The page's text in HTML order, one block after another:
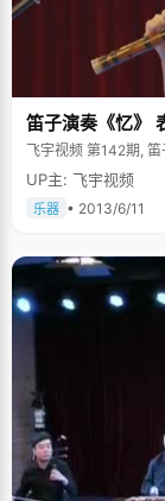
笛子演奏《忆》
飞宇视频 第142期,
UP主: 飞宇视频
乐器 • 2013/6/11